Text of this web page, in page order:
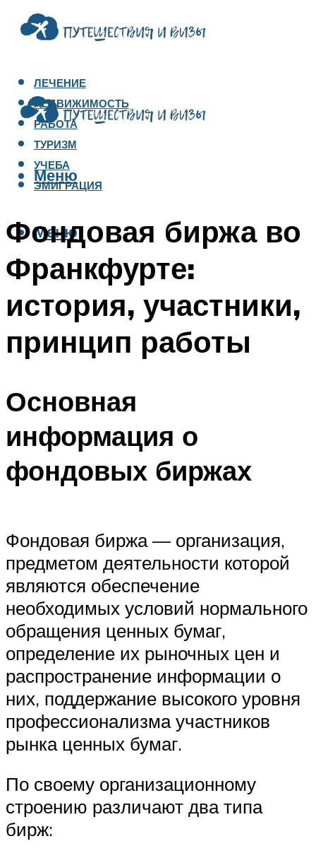
ЛЕЧЕНИЕ
НЕДВИЖИМОСТЬ
РАБОТА
ТУРИЗМ
УЧЕБА
ЭМИГРАЦИЯ
Меню
Меню
Фондовая биржа во
Франкфурте:
история, участники,
принцип работы
Основная
информация о
фондовых биржах
Фондовая биржа — организация,
предметом деятельности которой
являются обеспечение
необходимых условий нормального
обращения ценных бумаг,
определение их рыночных цен и
распространение информации о
них, поддержание высокого уровня
профессионализма участников
рынка ценных бумаг.
По своему организационному
строению различают два типа
бирж: